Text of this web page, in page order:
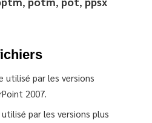
utilisé par les versions
2007.
par les versions plus